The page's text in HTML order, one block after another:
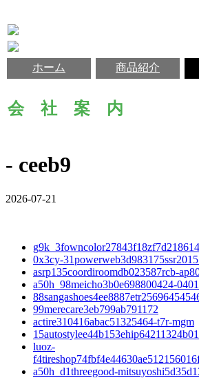
ホーム 商品紹介
会 社 案 内
- ceeb9
2026-07-21
0x3cy-
asrp135coordiroomdb023587rcb-
a50h_98meicho3b0e698800424-0401
99merecare3eb799ab791172
actire310416abac51325464-t7r-mgm
15autostylee44b153ehip64211324b01
luoz-
a50h_d1threegood-